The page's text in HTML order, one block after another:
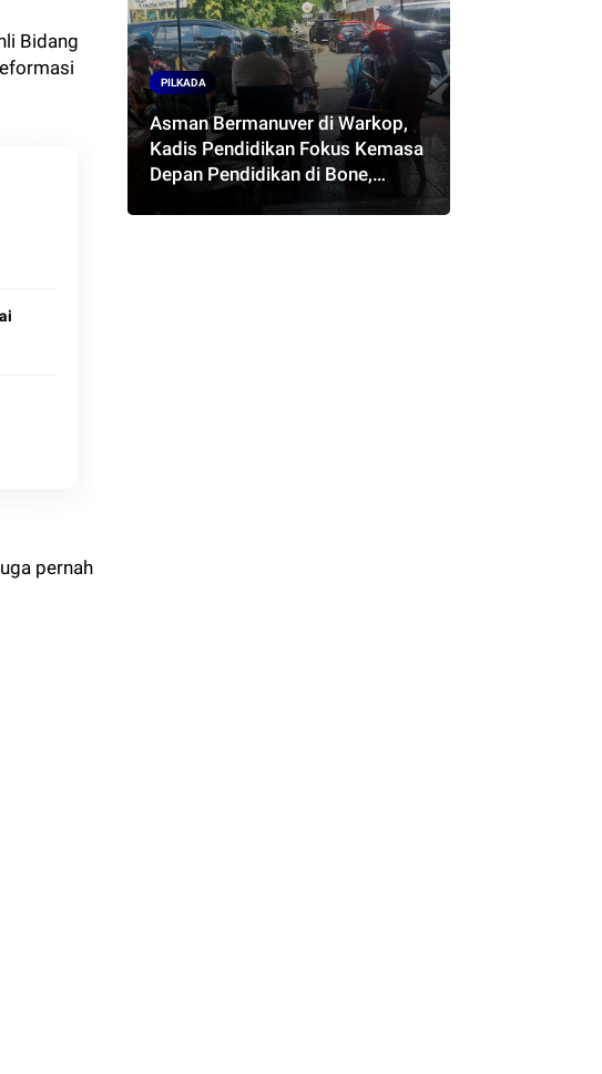
Bidang
pernah
PILKADA
Asman Bermanuver di Warkop,
Kadis Pendidikan Fokus Kemasa
Depan Pendidikan di Bone,
Akankah Terwujud Pasangan